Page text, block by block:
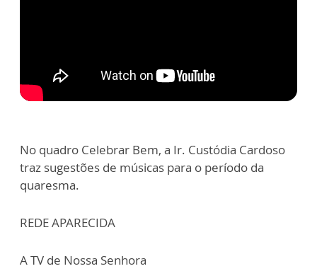
No quadro Celebrar Bem, a Ir. Custódia Cardoso
traz sugestões de músicas para o período da
quaresma.
REDE APARECIDA
A TV de Nossa Senhora